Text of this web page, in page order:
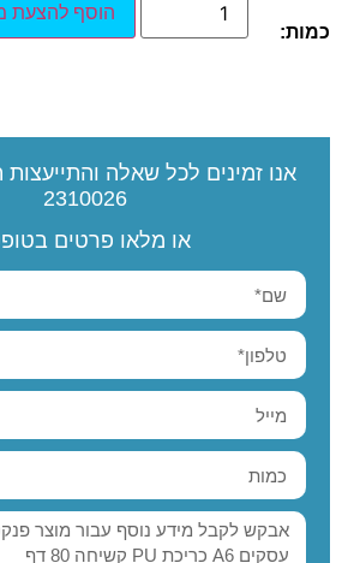
כמות:
הוסף להצעת
אנו זמינים לכל שאלה והתייעצות
2310026
או מלאו פרטים